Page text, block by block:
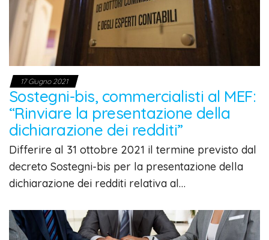
17 Giugno 2021
Sostegni-bis, commercialisti al MEF:
“Rinviare la presentazione della
dichiarazione dei redditi”
Differire al 31 ottobre 2021 il termine previsto dal
decreto Sostegni-bis per la presentazione della
dichiarazione dei redditi relativa al…